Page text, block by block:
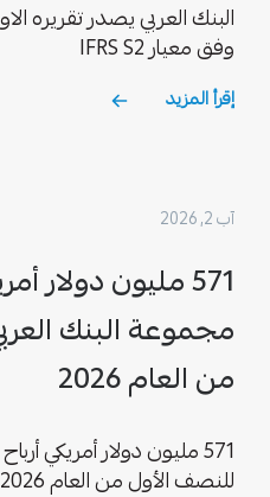
البنك العربي يصدر تقريره
وفق معيار IFRS S2
إقرأ المزيد
آب 2, 2026
571 مليون دولار
مجموعة البنك
من العام 2026
571 مليون دولار أمريكي
للنصف الأول من العام 2026